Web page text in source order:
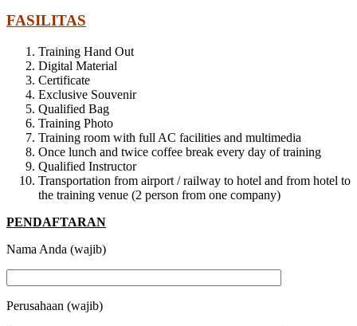
FASILITAS
Training Hand Out
Digital Material
Certificate
Exclusive Souvenir
Qualified Bag
Training Photo
Training room with full AC facilities and multimedia
Once lunch and twice coffee break every day of training
Qualified Instructor
Transportation from airport / railway to hotel and from hotel to
the training venue (2 person from one company)
PENDAFTARAN
Nama Anda (wajib)
Perusahaan (wajib)